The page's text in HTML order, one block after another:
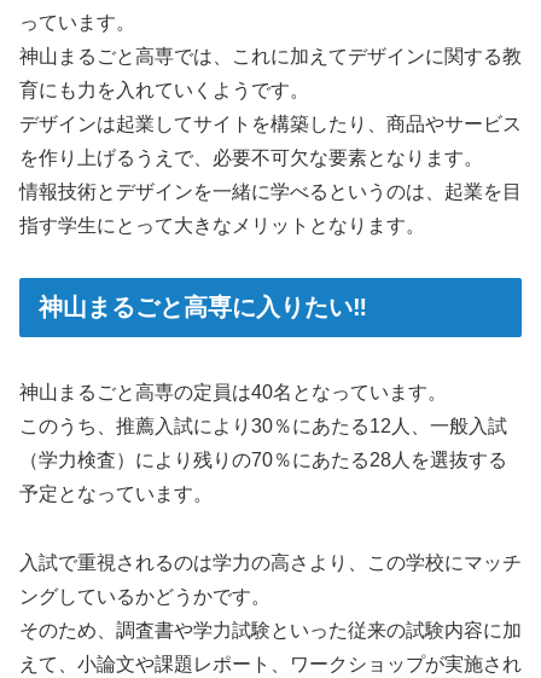
っています。
神山まるごと高専では、これに加えてデザインに関する教
育にも力を入れていくようです。
デザインは起業してサイトを構築したり、商品やサービス
を作り上げるうえで、必要不可欠な要素となります。
情報技術とデザインを一緒に学べるというのは、起業を目
指す学生にとって大きなメリットとなります。
神山まるごと高専に入りたい‼
神山まるごと高専の定員は40名となっています。
このうち、推薦入試により30％にあたる12人、一般入試
（学力検査）により残りの70％にあたる28人を選抜する
予定となっています。
入試で重視されるのは学力の高さより、この学校にマッチ
ングしているかどうかです。
そのため、調査書や学力試験といった従来の試験内容に加
えて、小論文や課題レポート、ワークショップが実施され